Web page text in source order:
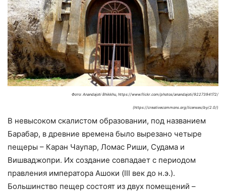
Фото: Anandajoti Bhikkhu, https://www.flickr.com/photos/anandajoti/9227394172/
(https://creativecommons.org/licenses/by/2.0/)
В невысоком скалистом образовании, под названием
Барабар, в древние времена было вырезано четыре
пещеры – Каран Чаупар, Ломас Риши, Судама и
Вишваджопри. Их создание совпадает с периодом
правления императора Ашоки (III век до н.э.).
Большинство пещер состоят из двух помещений –